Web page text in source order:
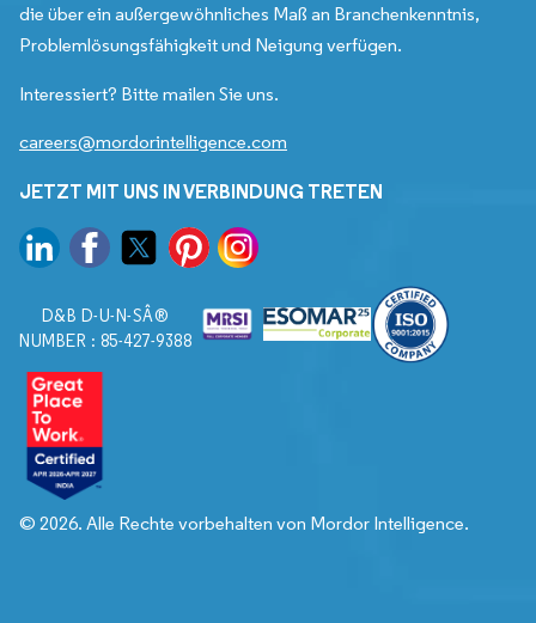
die über ein außergewöhnliches Maß an Branchenkenntnis,
Problemlösungsfähigkeit und Neigung verfügen.
Interessiert? Bitte mailen Sie uns.
careers@mordorintelligence.com
JETZT MIT UNS IN VERBINDUNG TRETEN
D&B D-U-N-SÂ®
NUMBER : 85-427-9388
© 2026. Alle Rechte vorbehalten von Mordor Intelligence.